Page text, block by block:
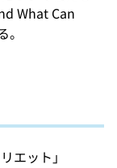
What Can
エット」